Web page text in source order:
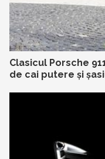
Clasicul Porsche
de cai putere și